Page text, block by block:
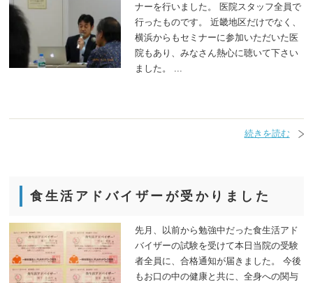
ナーを行いました。 医院スタッフ全員で
行ったものです。 近畿地区だけでなく、
横浜からもセミナーに参加いただいた医
院もあり、みなさん熱心に聴いて下さい
ました。 ...
続きを読む
食生活アドバイザーが受かりました
先月、以前から勉強中だった食生活アド
バイザーの試験を受けて本日当院の受験
者全員に、合格通知が届きました。 今後
もお口の中の健康と共に、全身への関与